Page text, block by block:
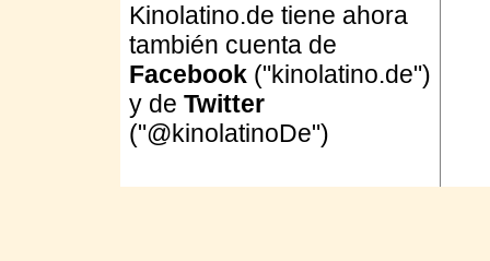
Kinolatino.de tiene ahora
también cuenta de
Facebook ("kinolatino.de")
y de Twitter
("@kinolatinoDe")